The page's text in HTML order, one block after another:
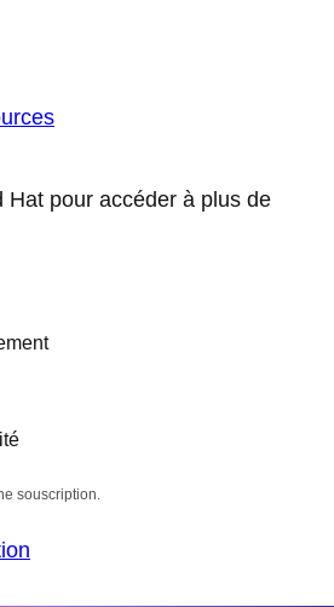
Hat pour accéder à plus de
souscription.